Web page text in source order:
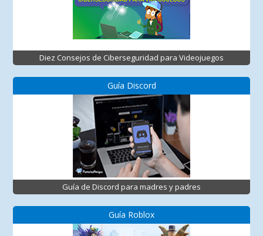
Diez Consejos de Ciberseguridad para Videojuegos
Guía Discord
Guía de Discord para madres y padres
Guía Roblox